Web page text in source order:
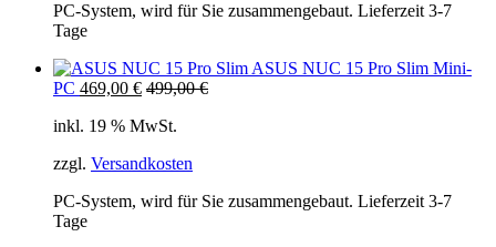
PC-System, wird für Sie zusammengebaut. Lieferzeit 3-7
Tage
ASUS NUC 15 Pro Slim Mini-
PC 469,00 € 499,00€
inkl. 19 % MwSt.
zzgl. Versandkosten
PC-System, wird für Sie zusammengebaut. Lieferzeit 3-7
Tage